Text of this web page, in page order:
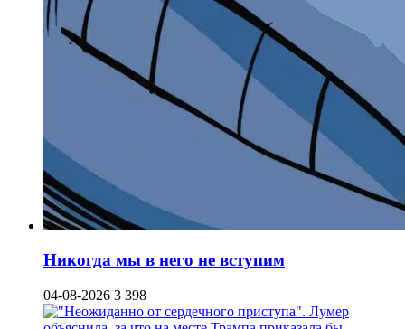
Никогда мы в него не вступим
04-08-2026 3 398